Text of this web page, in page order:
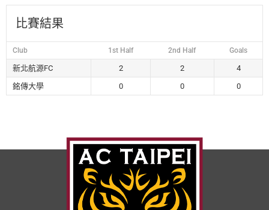
比賽結果
Club 1st Half 2nd Half Goals
新北航源FC 2 2
4
銘傳大學
0 0 0